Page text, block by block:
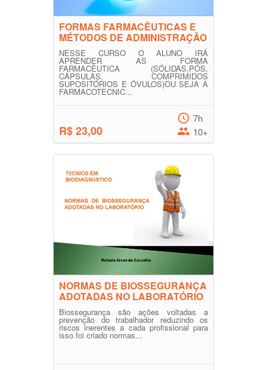
FORMAS FARMACÊUTICAS E
MÉTODOS DE ADMINISTRAÇÃO
NESSE CURSO O ALUNO IRÁ
APRENDER AS FORMA
FARMACÊUTICA (SÓLIDAS,PÓS,
CÁPSULAS, COMPRIMIDOS
SUPOSITÓRIOS E ÓVULOS)OU SEJA A
FARMACOTECNIC...
R$ 23,00
7h
10+
NORMAS DE BIOSSEGURANÇA
ADOTADAS NO LABORATÓRIO
Biossegurança são ações voltadas a
prevenção do trabalhador reduzindo os
riscos inerentes a cada profissional para
isso foi criado normas...